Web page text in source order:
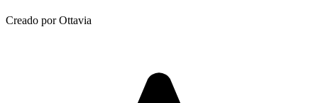
Creado por Ottavia